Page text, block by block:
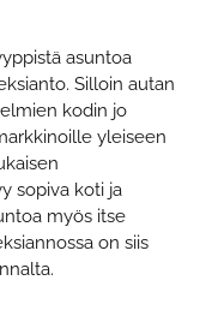
asuntoa
Silloin autan
kodin jo
yleiseen
sopiva koti ja
myös itse
on siis